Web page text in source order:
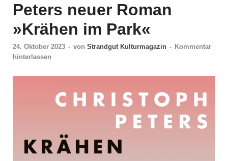
Peters neuer Roman
»Krähen im Park«
24. Oktober 2023 - von Strandgut Kulturmagazin - Kommentar
hinterlassen